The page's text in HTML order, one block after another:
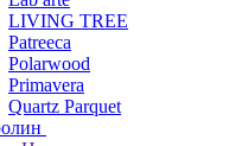
LIVING TREE
Patreeca
Polarwood
Primavera
Quartz Parquet